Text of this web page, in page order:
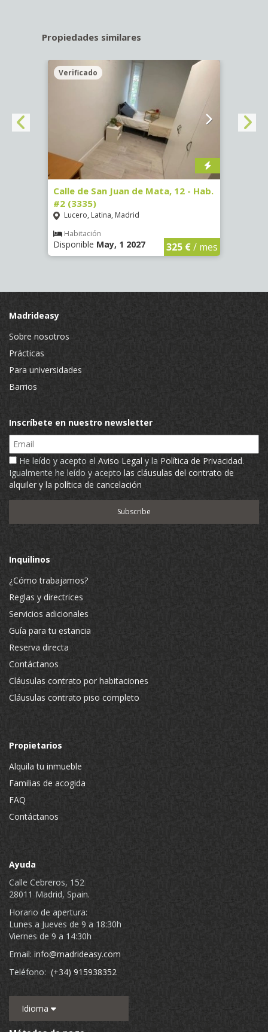
Propiedades similares
Verificado
Calle de San Juan de Mata, 12 - Hab.
#2 (3335)
Lucero, Latina, Madrid
Habitación
Disponible May, 1 2027 325 €/ mes
Madrideasy
Sobre nosotros
Prácticas
Para universidades
Barrios
Inscríbete en nuestro newsletter
Email
He leído y acepto el Aviso Legal y la Política de Privacidad.
Igualmente he leído y acepto las cláusulas del contrato de
alquiler y la política de cancelación
Inquilinos
¿Cómo trabajamos?
Reglas y directrices
Servicios adicionales
Guía para tu estancia
Reserva directa
Contáctanos
Cláusulas contrato por habitaciones
Cláusulas contrato piso completo
Propietarios
Alquila tu inmueble
Familias de acogida
FAQ
Contáctanos
Ayuda
Calle Cebreros, 152
28011 Madrid, Spain.
Horario de apertura:
Lunes a Jueves de 9 a 18:30h
Viernes de 9 a 14:30h
Email: info@madrideasy.com
Teléfono: (+34) 915938352
Idioma